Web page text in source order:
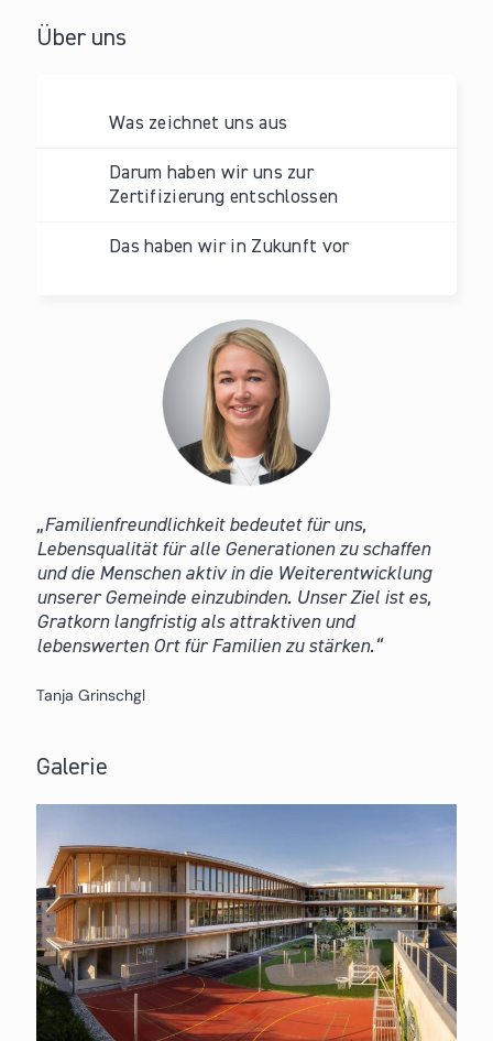
Über uns
Was zeichnet uns aus
Darum haben wir uns zur
Zertifizierung entschlossen
Das haben wir in Zukunft vor
Familienfreundlichkeit bedeutet für uns,
Lebensqualität für alle Generationen zu schaffen
und die Menschen aktiv in die Weiterentwicklung
unserer Gemeinde einzubinden. Unser Ziel ist es,
Gratkorn langfristig als attraktiven und
lebenswerten Ort für Familien zu stärken.
Tanja Grinschgl
Galerie